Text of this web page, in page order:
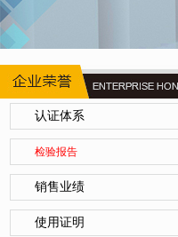
认证体系
检验报告
销售业绩
使用证明